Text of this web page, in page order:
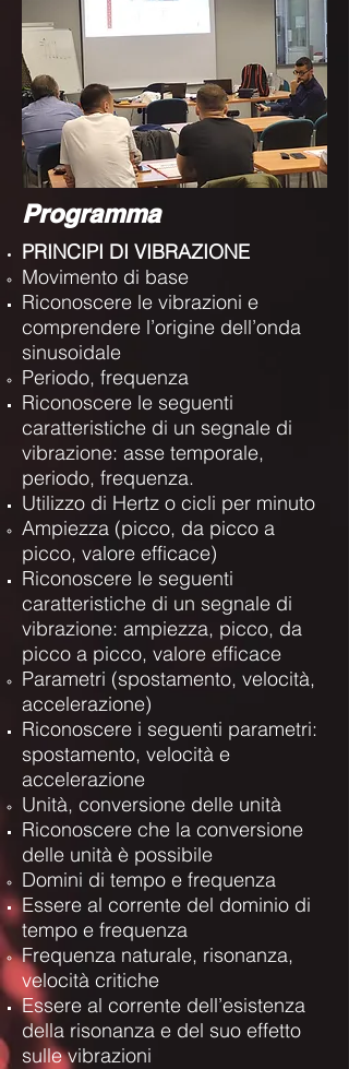
Programma
PRINCIPI DI VIBRAZIONE
Movimento di base
Riconoscere le vibrazioni e
comprendere l’origine dell’onda
sinusoidale
Periodo, frequenza
Riconoscere le seguenti
caratteristiche di un segnale di
vibrazione: asse temporale,
periodo, frequenza.
Utilizzo di Hertz o cicli per minuto
Ampiezza (picco, da picco a
picco, valore efficace)
Riconoscere le seguenti
caratteristiche di un segnale di
vibrazione: ampiezza, picco, da
picco a picco, valore efficace
Parametri (spostamento, velocità,
accelerazione)
Riconoscere i seguenti parametri:
spostamento, velocità e
accelerazione
Unità, conversione delle unità
Riconoscere che la conversione
delle unità è possibile
Domini di tempo e frequenza
Essere al corrente del dominio di
tempo e frequenza
Frequenza naturale, risonanza,
velocità critiche
Essere al corrente dell’esistenza
della risonanza e del suo effetto
sulle vibrazioni